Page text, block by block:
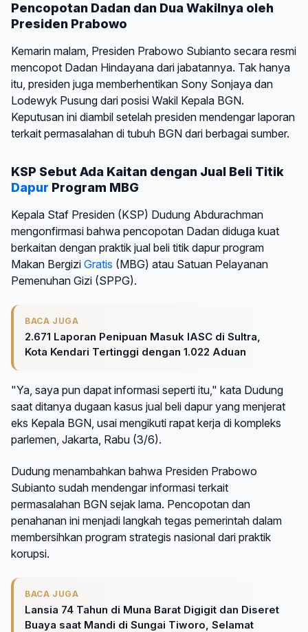
Pencopotan Dadan dan Dua Wakilnya oleh
Presiden Prabowo
Kemarin malam, Presiden Prabowo Subianto secara resmi
mencopot Dadan Hindayana dari jabatannya. Tak hanya
itu, presiden juga memberhentikan Sony Sonjaya dan
Lodewyk Pusung dari posisi Wakil Kepala BGN.
Keputusan ini diambil setelah presiden mendengar laporan
terkait permasalahan di tubuh BGN dari berbagai sumber.
KSP Sebut Ada Kaitan dengan Jual Beli Titik
Dapur Program MBG
Kepala Staf Presiden (KSP) Dudung Abdurachman
mengonfirmasi bahwa pencopotan Dadan diduga kuat
berkaitan dengan praktik jual beli titik dapur program
Makan Bergizi Gratis (MBG) atau Satuan Pelayanan
Pemenuhan Gizi (SPPG).
BACA JUGA
2.671 Laporan Penipuan Masuk IASC di Sultra,
Kota Kendari Tertinggi dengan 1.022 Aduan
"Ya, saya pun dapat informasi seperti itu," kata Dudung
saat ditanya dugaan kasus jual beli dapur yang menjerat
eks Kepala BGN, usai mengikuti rapat kerja di kompleks
parlemen, Jakarta, Rabu (3/6).
Dudung menambahkan bahwa Presiden Prabowo
Subianto sudah mendengar informasi terkait
permasalahan BGN sejak lama. Pencopotan dan
penahanan ini menjadi langkah tegas pemerintah dalam
membersihkan program strategis nasional dari praktik
korupsi.
BACA JUGA
Lansia 74 Tahun di Muna Barat Digigit dan Diseret
Buaya saat Mandi di Sungai Tiworo, Selamat